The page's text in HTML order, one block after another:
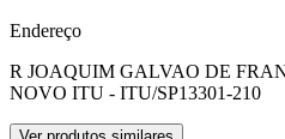
Endereço
R JOAQUIM GALVAO DE
NOVO ITU - ITU/SP13301-210